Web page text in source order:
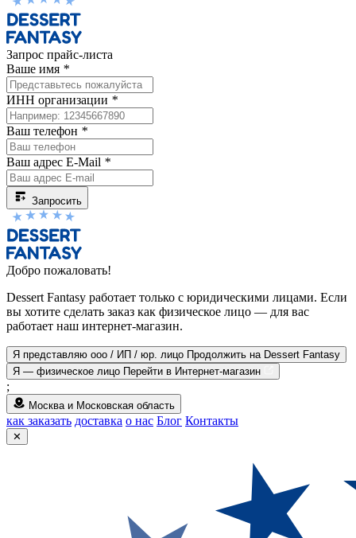
Запрос прайс-листа
Ваше имя *
ИНН организации *
Ваш телефон *
Ваш адрес E-Mail *
Запросить
Добро пожаловать!
Dessert Fantasy работает только с юридическими лицами. Если
вы хотите сделать заказ как физическое лицо — для вас
работает наш интернет-магазин.
Я представляю ооо / ИП / юр. лицо Продолжить на Dessert Fantasy
Я — физическое лицо Перейти в Интернет-магазин
;
Москва и Московская область
как заказать доставка о нас Блог Контакты
✕